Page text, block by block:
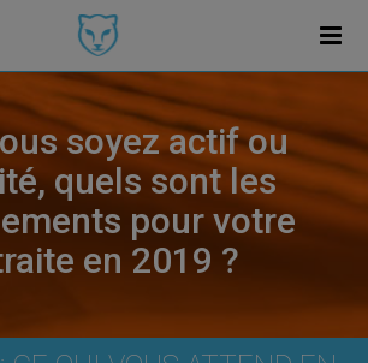
soyez actif ou
quels sont les
pour votre
en 2019 ?